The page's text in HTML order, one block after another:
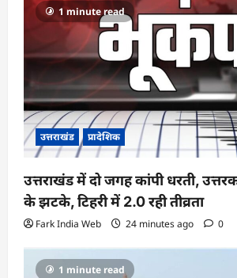
1 minute read
उत्तराखंड प्रादेशिक
उत्तराखंड में दो जगह कांपी धरती,
के झटके, टिहरी में 2.0 रही तीव्रता
Fark India Web 24 minutes ago 0
1 minute read